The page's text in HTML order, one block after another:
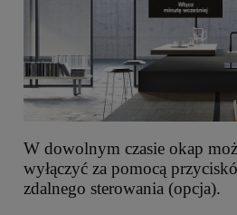
W dowolnym czasie okap
wyłączyć za pomocą
zdalnego sterowania (opcja).